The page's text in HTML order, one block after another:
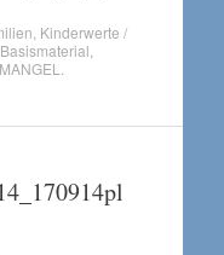
Kinderwerte /